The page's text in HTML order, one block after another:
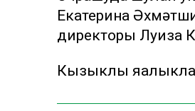
Екатерина
директоры Луиза
Кызыклы